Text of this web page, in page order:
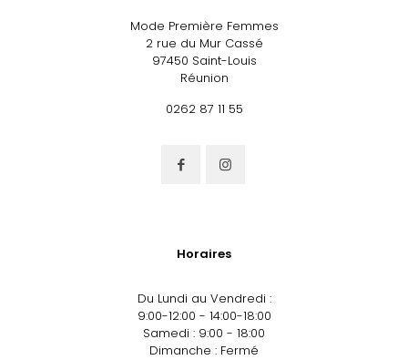
Mode Première Femmes
2 rue du Mur Cassé
97450 Saint-Louis
Réunion
0262 87 11 55
Horaires
Du Lundi au Vendredi :
9:00-12:00 - 14:00-18:00
Samedi : 9:00 - 18:00
Dimanche : Fermé